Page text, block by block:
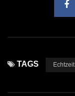
TAGS Echtzeit